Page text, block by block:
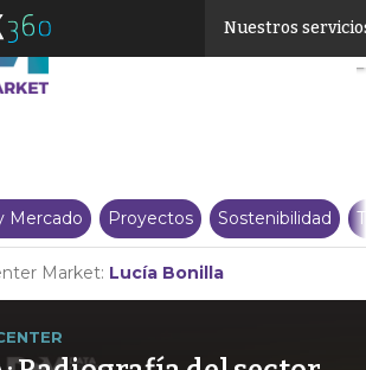
Nuestros
Mercado Proyectos Sostenibilidad
Market: Lucía Bonilla